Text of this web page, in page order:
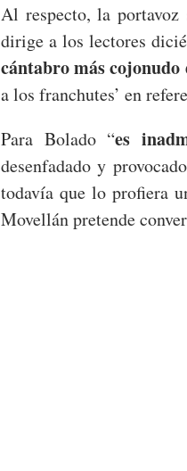
Al respecto, la portavoz
dirige a los lectores
cántabro más cojonudo
a los franchutes’ en
Para Bolado “es
desenfadado y
todavía que lo profiera
Movellán pretende